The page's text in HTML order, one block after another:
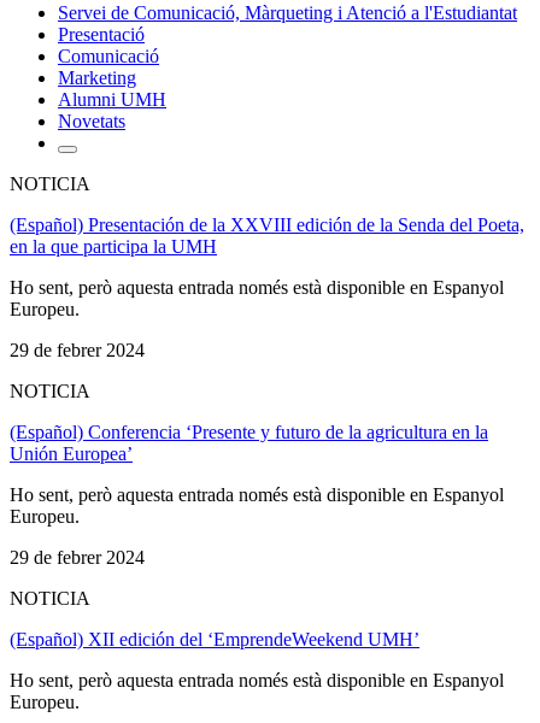
Servei de Comunicació, Màrqueting i Atenció a l'Estudiantat
Presentació
Comunicació
Marketing
Alumni UMH
Novetats
NOTICIA
(Español) Presentación de la XXVIII edición de la Senda del Poeta,
en la que participa la UMH
Ho sent, però aquesta entrada només està disponible en Espanyol
Europeu.
29 de febrer 2024
NOTICIA
(Español) Conferencia ‘Presente y futuro de la agricultura en la
Unión Europea’
Ho sent, però aquesta entrada només està disponible en Espanyol
Europeu.
29 de febrer 2024
NOTICIA
(Español) XII edición del ‘EmprendeWeekend UMH’
Ho sent, però aquesta entrada només està disponible en Espanyol
Europeu.